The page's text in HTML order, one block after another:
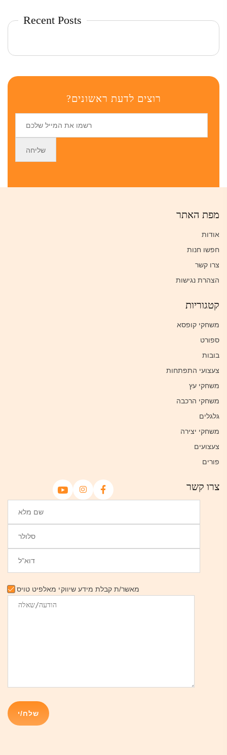
Recent Posts
רוצים לדעת ראשונים?
מפת האתר
אודות
חפשו חנות
צרו קשר
הצהרת נגישות
קטגוריות
משחקי קופסא
ספורט
בובות
צעצועי התפתחות
משחקי עץ
משחקי הרכבה
גלגלים
משחקי יצירה
צעצועים
פורים
צרו קשר
מאשר/ת קבלת מידע שיווקי מאלפיט טויס